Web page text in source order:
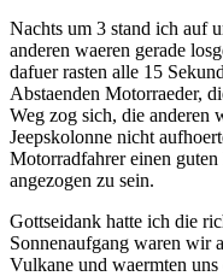
Nachts um 3 stand ich auf
anderen waeren gerade
dafuer rasten alle 15
Abstaenden Motorraeder,
Weg zog sich, die anderen
Jeepskolonne nicht
Motorradfahrer einen
angezogen zu sein.
Gottseidank hatte ich die
Sonnenaufgang waren wir
Vulkane und waermten